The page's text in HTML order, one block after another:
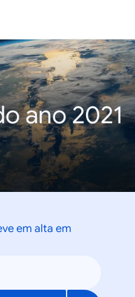
ano 2021
em alta em